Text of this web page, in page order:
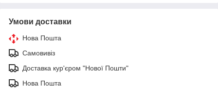
Умови доставки
Нова Пошта
Самовивіз
Доставка кур'єром "Нової Пошти"
Нова Пошта